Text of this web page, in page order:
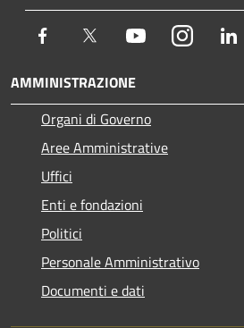
Facebook Twitter YoutubeInstagram
AMMINISTRAZIONE
Organi di Governo
Aree Amministrative
Uffici
Enti e fondazioni
Politici
Personale Amministrativo
Documenti e dati